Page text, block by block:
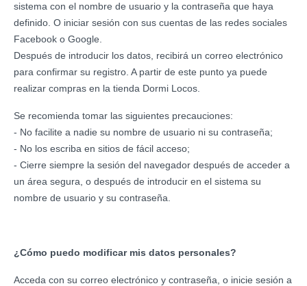
sistema con el nombre de usuario y la contraseña que haya
definido. O iniciar sesión con sus cuentas de las redes sociales
Facebook o Google.
Después de introducir los datos, recibirá un correo electrónico
para confirmar su registro. A partir de este punto ya puede
realizar compras en la tienda Dormi Locos.
Se recomienda tomar las siguientes precauciones:
- No facilite a nadie su nombre de usuario ni su contraseña;
- No los escriba en sitios de fácil acceso;
- Cierre siempre la sesión del navegador después de acceder a
un área segura, o después de introducir en el sistema su
nombre de usuario y su contraseña.
¿Cómo puedo modificar mis datos personales?
Acceda con su correo electrónico y contraseña, o inicie sesión a